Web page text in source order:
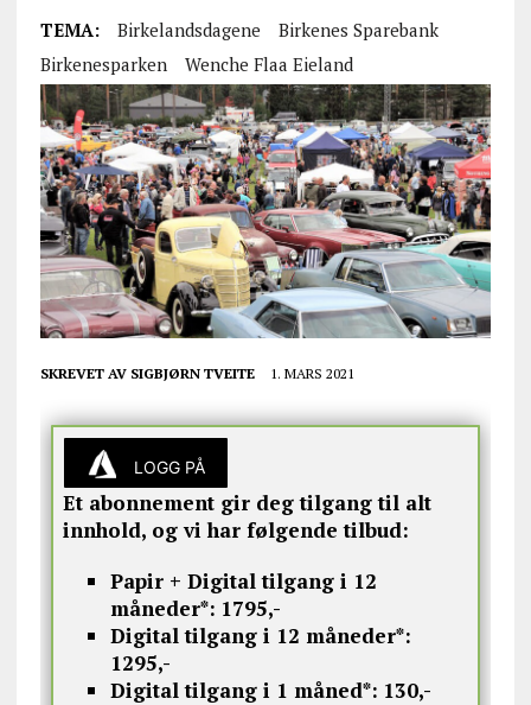
TEMA: Birkelandsdagene
Birkenes Sparebank
Birkenesparken
Wenche Flaa Eieland
SKREVET AV SIGBJØRN TVEITE 1. MARS 2021
LOGG PÅ
Et abonnement gir deg tilgang til alt
innhold, og vi har følgende tilbud:
Papir + Digital tilgang i 12
måneder*: 1795,-
Digital tilgang i 12 måneder*:
1295,-
Digital tilgang i 1 måned*: 130,-